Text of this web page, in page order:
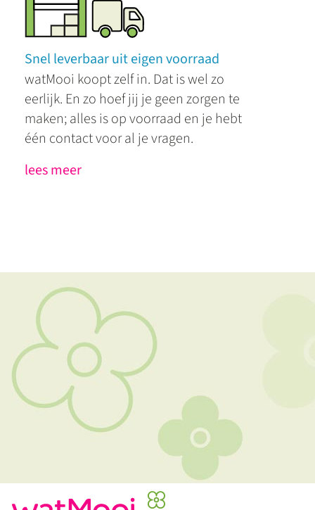
Snel leverbaar uit eigen voorraad
watMooi koopt zelf in. Dat is wel zo
eerlijk. En zo hoef jij je geen zorgen te
maken; alles is op voorraad en je hebt
één contact voor al je vragen.
lees meer